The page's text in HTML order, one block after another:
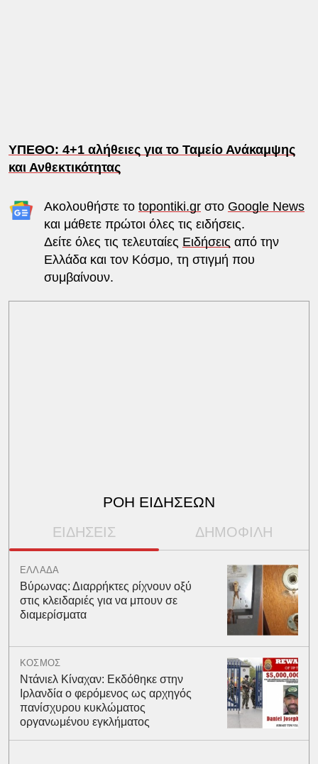
ΥΠΕΘΟ: 4+1 αλήθειες για το Ταμείο Ανάκαμψης
και Ανθεκτικότητας
Ακολουθήστε το topontiki.grστο Google News
και μάθετε πρώτοι όλες τις ειδήσεις.
Δείτε όλες τις τελευταίες Ειδήσεις από την
Ελλάδα και τον Κόσμο, τη στιγμή που
συμβαίνουν.
ΡΟΗ ΕΙΔΗΣΕΩΝ
ΕΙΔΗΣΕΙΣ ΔΗΜΟΦΙΛΗ
ΕΛΛΑΔΑ
Βύρωνας: Διαρρήκτες ρίχνουν οξύ
στις κλειδαριές για να μπουν σε
διαμερίσματα
ΚΟΣΜΟΣ
Ντάνιελ Κίναχαν: Εκδόθηκε στην
Ιρλανδία ο φερόμενος ως αρχηγός
πανίσχυρου κυκλώματος
οργανωμένου εγκλήματος